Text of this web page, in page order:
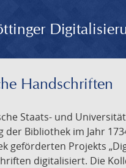
Handschriften
Staats- und
der Bibliothek im Jahr
geförderten Projekts
digitalisiert. Die